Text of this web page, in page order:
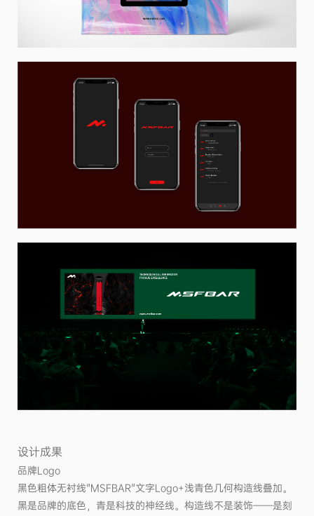
设计成果
品牌Logo
黑色粗体无衬线"MSFBAR"文字Logo+浅青色几何构造线叠加。
黑是品牌的底色，青是科技的神经线。构造线不是装饰——是刻